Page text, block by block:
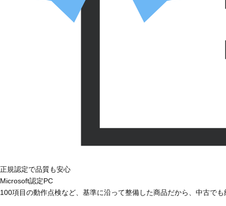
正規認定で品質も安心
Microsoft認定PC
100項目の動作点検など、基準に沿って整備した商品だから、中古で